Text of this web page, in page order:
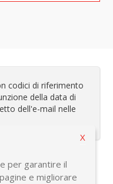
codici di riferimento
della data di
dell'e-mail nelle
per garantire il
e migliorare
X